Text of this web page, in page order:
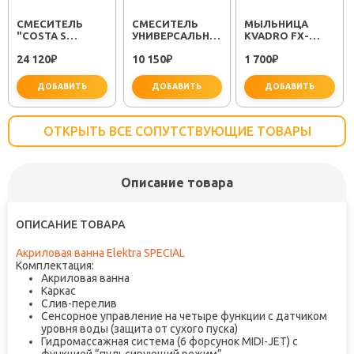
СМЕСИТЕЛЬ
"COSTA S
24 120₽
ДОБАВИТЬ
СМЕСИТЕЛЬ
УНИВЕРСАЛЬНЫЙ
LM1151C"
10 150₽
ДОБАВИТЬ
МЫЛЬНИЦА
KVADRO FX-
1 700₽
ДОБАВИТЬ
ОТКРЫТЬ ВСЕ СОПУТСТВУЮЩИЕ ТОВАРЫ
Описание товара
ОПИСАНИЕ ТОВАРА
Акриловая ванна Elektra SPECIAL
Комплектация:
Акриловая ванна
Каркас
Слив-перелив
Сенсорное управление на четыре функции с датчиком
уровня воды (защита от сухого пуска)
Гидромассажная система (6 форсунок MIDI-JET) с